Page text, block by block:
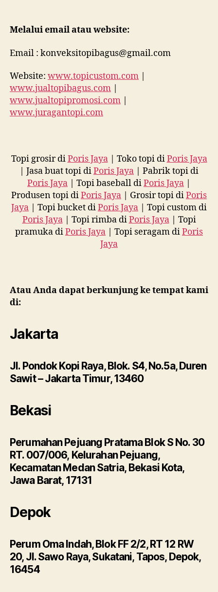
Melalui email atau website:
Email : konveksitopibagus@gmail.com
Website: www.topicustom.com
www.jualtopibagus.com
www.jualtopipromosi.com
www.juragantopi.com
Topi grosir diPoris Jaya| Toko topi diPoris Jaya
| Jasa buat topi diPoris Jaya | Pabrik topi di
Poris Jaya | Topi baseball diPoris Jaya
Produsen topi diPoris Jaya | Grosir topi diPoris
Jaya | Topi bucket diPoris Jaya | Topi custom di
Poris Jaya| Topi rimba diPoris Jaya| Topi
pramuka diPoris Jaya | Topi seragam diPoris
Jaya
Atau Anda dapat berkunjung ke tempat kami
di:
Jakarta
Jl. Pondok Kopi Raya, Blok. S4, No.5a, Duren
Sawit – Jakarta Timur, 13460
Bekasi
Perumahan Pejuang Pratama Blok S No. 30
RT. 007/006, Kelurahan Pejuang,
Kecamatan Medan Satria, Bekasi Kota,
Jawa Barat, 17131
Depok
Perum Oma Indah, Blok FF 2/2, RT 12 RW
20, Jl. Sawo Raya, Sukatani, Tapos, Depok,
16454